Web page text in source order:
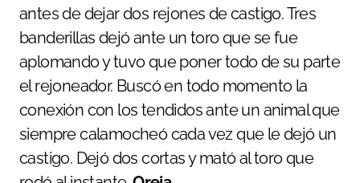
antes de dejar dos rejones de castigo. Tres
banderillas dejó ante un toro que se fue
aplomando y tuvo que poner todo de su parte
el rejoneador. Buscó en todo momento la
conexión con los tendidos ante un animal que
siempre calamocheó cada vez que le dejó un
castigo. Dejó dos cortas y mató al toro que